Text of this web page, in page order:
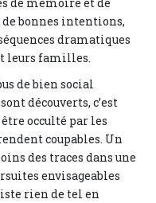
bonnes intentions,
dramatiques
leurs familles.
de bien social
découverts, c’est
occulté par les
coupables. Un
des traces dans une
envisageables
rien de tel en